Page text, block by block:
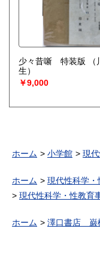
少々昔噺 特装版
生）
￥9,000
ホーム 小学館 現
ホーム
現代性科学
現代性科学・性教育
ホーム 澤口書店 巌